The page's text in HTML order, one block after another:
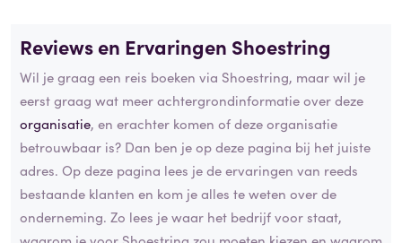
Reviews en Ervaringen Shoestring
Wil je graag een reis boeken via Shoestring, maar wil je
eerst graag wat meer achtergrondinformatie over deze
organisatie, en erachter komen of deze organisatie
betrouwbaar is? Dan ben je op deze pagina bij het juiste
adres. Op deze pagina lees je de ervaringen van reeds
bestaande klanten en kom je alles te weten over de
onderneming. Zo lees je waar het bedrijf voor staat,